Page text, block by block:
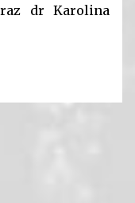
dr Karolina